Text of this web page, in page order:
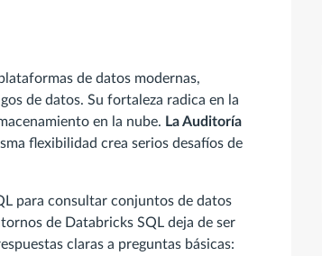
de datos modernas,
de datos. Su fortaleza radica en la
en la nube. La Auditoría
flexibilidad crea serios desafíos de
para consultar conjuntos de datos
de Databricks SQL deja de ser
claras a preguntas básicas: